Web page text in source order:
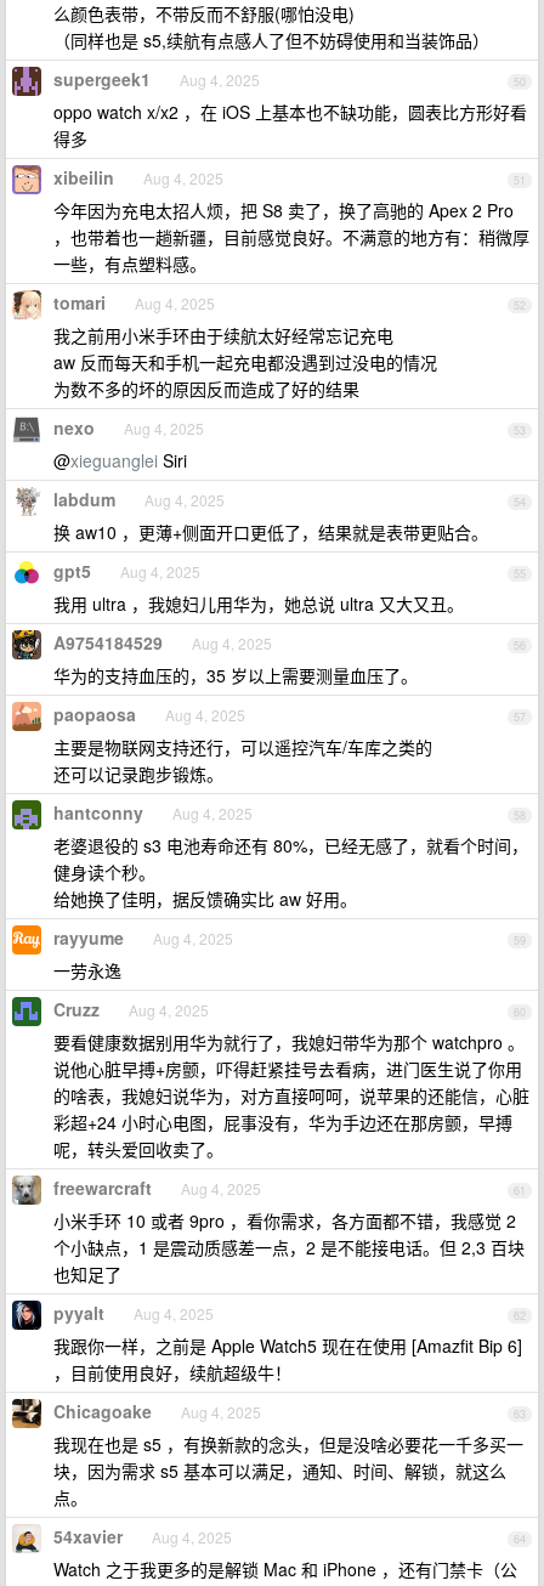
么颜色表带，不带反而不舒服(哪怕没电)
（同样也是 s5,续航有点感人了但不妨碍使用和当装饰品）
50
supergeek1 Aug 4, 2025
oppo watch x/x2 ，在 iOS 上基本也不缺功能，圆表比方形好看
得多
51
xibeilin Aug 4, 2025
今年因为充电太招人烦，把 S8 卖了，换了高驰的 Apex 2 Pro
，也带着也一趟新疆，目前感觉良好。不满意的地方有：稍微厚
一些，有点塑料感。
52
tomari Aug 4, 2025
我之前用小米手环由于续航太好经常忘记充电
aw 反而每天和手机一起充电都没遇到过没电的情况
为数不多的坏的原因反而造成了好的结果
53
nexo Aug 4, 2025
@xieguanglei Siri
54
labdum Aug 4, 2025
换 aw10 ，更薄+侧面开口更低了，结果就是表带更贴合。
55
gpt5 Aug 4, 2025
我用 ultra ，我媳妇儿用华为，她总说 ultra 又大又丑。
56
A9754184529 Aug 4, 2025
华为的支持血压的，35 岁以上需要测量血压了。
57
paopaosa Aug 4, 2025
主要是物联网支持还行，可以遥控汽车/车库之类的
还可以记录跑步锻炼。
58
hantconny Aug 4, 2025
老婆退役的 s3 电池寿命还有 80%，已经无感了，就看个时间，
健身读个秒。
给她换了佳明，据反馈确实比 aw 好用。
59
rayyume Aug 4, 2025
一劳永逸
60
Cruzz Aug 4, 2025
要看健康数据别用华为就行了，我媳妇带华为那个 watchpro 。
说他心脏早搏+房颤，吓得赶紧挂号去看病，进门医生说了你用
的啥表，我媳妇说华为，对方直接呵呵，说苹果的还能信，心脏
彩超+24 小时心电图，屁事没有，华为手边还在那房颤，早搏
呢，转头爱回收卖了。
61
freewarcraft Aug 4, 2025
小米手环 10 或者 9pro ，看你需求，各方面都不错，我感觉 2
个小缺点，1 是震动质感差一点，2 是不能接电话。但 2,3 百块
也知足了
62
pyyalt Aug 4, 2025
我跟你一样，之前是 Apple Watch5 现在在使用 [Amazfit Bip 6]
，目前使用良好，续航超级牛！
63
Chicagoake Aug 4, 2025
我现在也是 s5 ，有换新款的念头，但是没啥必要花一千多买一
块，因为需求 s5 基本可以满足，通知、时间、解锁，就这么
点。
64
54xavier Aug 4, 2025
Watch 之于我更多的是解锁 Mac 和 iPhone ，还有门禁卡（公